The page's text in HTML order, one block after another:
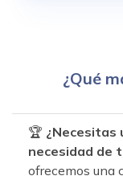
¿Qué
🏆 ¿Necesitas
necesidad de
ofrecemos una